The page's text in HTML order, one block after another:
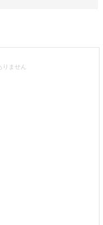
りません